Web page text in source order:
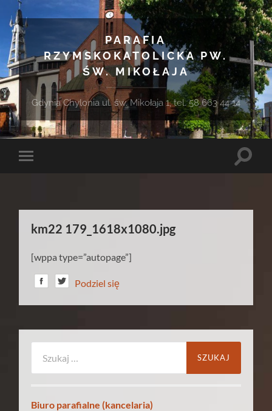
PARAFIA
RZYMSKOKATOLICKA PW.
ŚW. MIKOŁAJA
Gdynia Chylonia ul. św. Mikołaja 1, tel. 58 663 44 14
Toggle
Toggle
km22 179_1618x1080.jpg
[wppa type=”autopage”]
Podziel się
Biuro parafialne (kancelaria)